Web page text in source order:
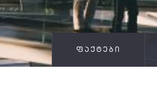
ᲤᲐᲥᲢᲔᲑᲘ